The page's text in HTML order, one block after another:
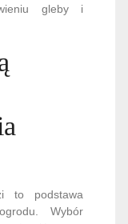
gleby i
to podstawa
Wybór